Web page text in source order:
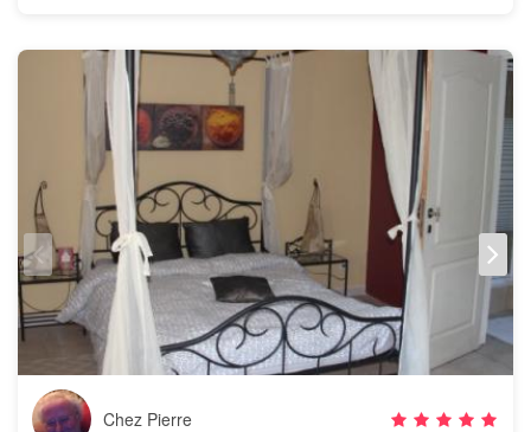
Chez Pierre